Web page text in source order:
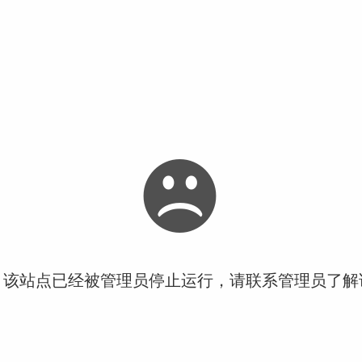
站点已经被管理员停止运行，请联系管理员了